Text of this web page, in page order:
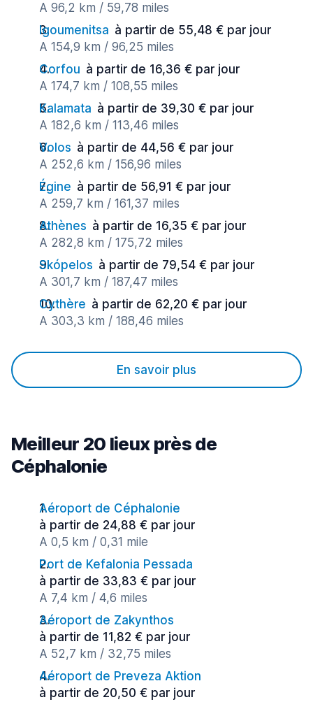
A 96,2 km / 59,78 miles
Igoumenitsa à partir de 55,48 € par jour
A 154,9 km / 96,25 miles
Corfou à partir de 16,36 € par jour
A 174,7 km / 108,55 miles
Kalamata à partir de 39,30 € par jour
A 182,6 km / 113,46 miles
Volos à partir de 44,56 € par jour
A 252,6 km / 156,96 miles
Égine à partir de 56,91 € par jour
A 259,7 km / 161,37 miles
Athènes à partir de 16,35 € par jour
A 282,8 km / 175,72 miles
Skópelos à partir de 79,54 € par jour
A 301,7 km / 187,47 miles
Cythère à partir de 62,20 € par jour
A 303,3 km / 188,46 miles
En savoir plus
Meilleur 20 lieux près de
Céphalonie
Aéroport de Céphalonie
à partir de 24,88 € par jour
A 0,5 km / 0,31 mile
Port de Kefalonia Pessada
à partir de 33,83 € par jour
A 7,4 km / 4,6 miles
Aéroport de Zakynthos
à partir de 11,82 € par jour
A 52,7 km / 32,75 miles
Aéroport de Preveza Aktion
à partir de 20,50 € par jour